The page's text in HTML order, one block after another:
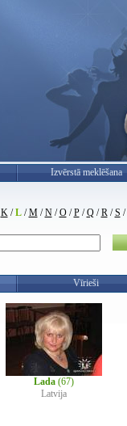
Izvērstā meklēšana
K/L/M/N/O/P/Q/R/S /
Vīrieši
Lada (67)
Latvija